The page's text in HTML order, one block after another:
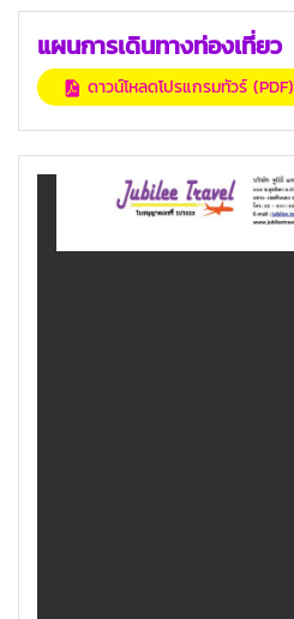
แผนการเดินทางท่องเที่ยว
ดาวน์โหลดโปรแกรมทัวร์ (PDF)